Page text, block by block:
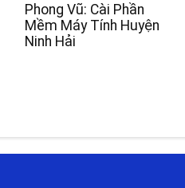
Phong Vũ: Cài Phần
Mềm Máy Tính Huyện
Ninh Hải